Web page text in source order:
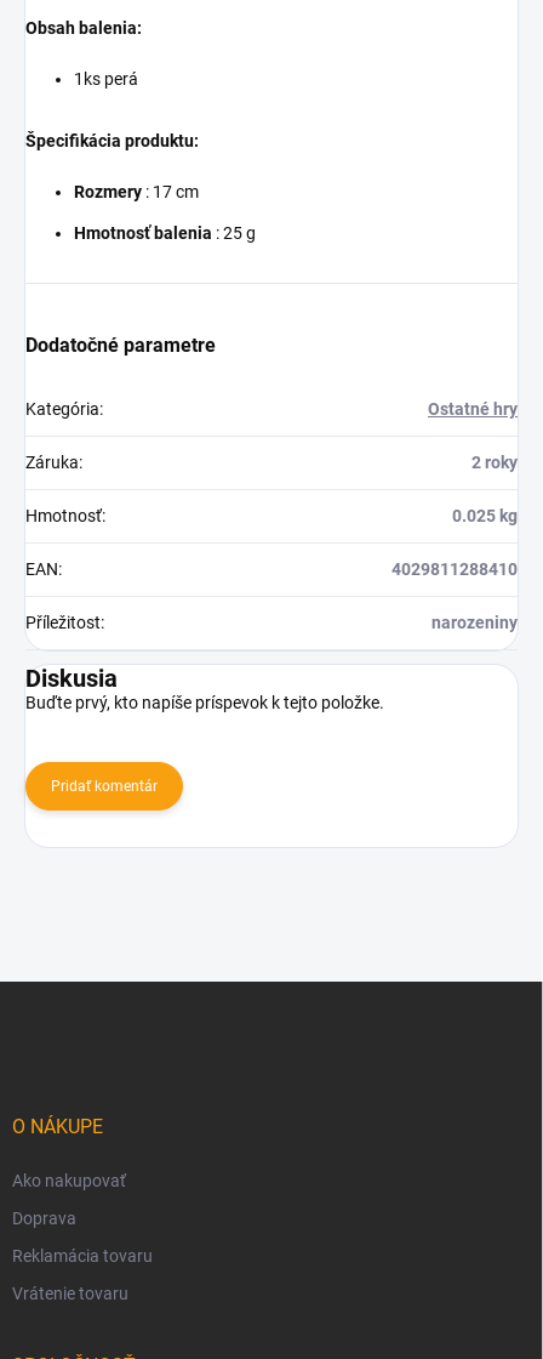
Obsah balenia:
1ks perá
Špecifikácia produktu:
Rozmery : 17 cm
Hmotnosť balenia : 25 g
Dodatočné parametre
Kategória: Ostatné hry
Záruka: 2 roky
Hmotnosť: 0.025 kg
EAN: 4029811288410
Příležitost: narozeniny
Diskusia
Buďte prvý, kto napíše príspevok k tejto položke.
Pridať komentár
O NÁKUPE
Ako nakupovať
Doprava
Reklamácia tovaru
Vrátenie tovaru